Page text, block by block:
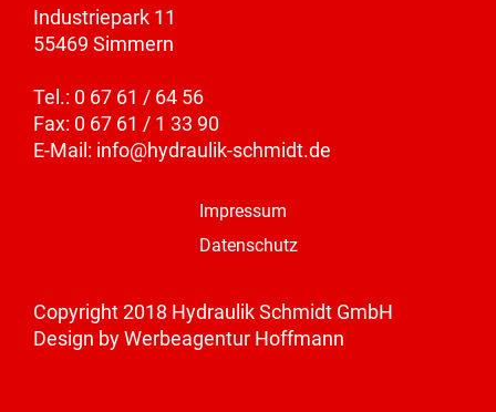
Industriepark 11
55469 Simmern
Tel.: 0 67 61 / 64 56
Fax: 0 67 61 / 1 33 90
E-Mail: info@hydraulik-schmidt.de
Impressum
Datenschutz
Copyright 2018 Hydraulik Schmidt GmbH
Design byWerbeagentur Hoffmann